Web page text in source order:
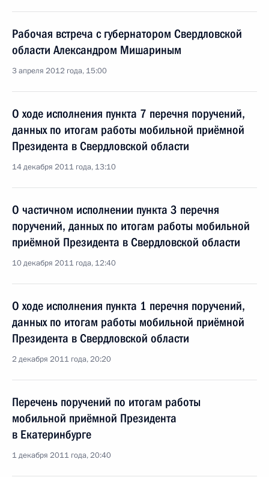
Рабочая встреча с губернатором Свердловской
области Александром Мишариным
3 апреля 2012 года, 15:00
О ходе исполнения пункта 7 перечня поручений,
данных по итогам работы мобильной приёмной
Президента в Свердловской области
14 декабря 2011 года, 13:10
О частичном исполнении пункта 3 перечня
поручений, данных по итогам работы мобильной
приёмной Президента в Свердловской области
10 декабря 2011 года, 12:40
О ходе исполнения пункта 1 перечня поручений,
данных по итогам работы мобильной приёмной
Президента в Свердловской области
2 декабря 2011 года, 20:20
Перечень поручений по итогам работы
мобильной приёмной Президента
в Екатеринбурге
1 декабря 2011 года, 20:40